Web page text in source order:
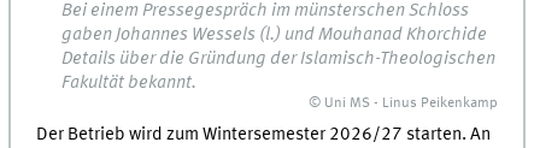
Bei einem Pressegespräch im münsterschen Schloss
gaben Johannes Wessels (l.) und Mouhanad Khorchide
Details über die Gründung der Islamisch-Theologischen
Fakultät bekannt.
© Uni MS - Linus Peikenkamp
Der Betrieb wird zum Wintersemester 2026/27 starten. An